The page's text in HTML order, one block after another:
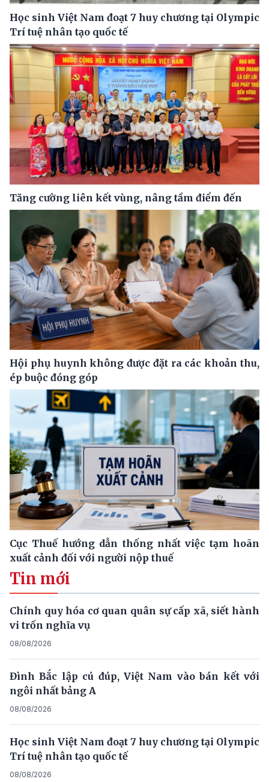
Học sinh Việt Nam đoạt 7 huy chương tại Olympic
Trí tuệ nhân tạo quốc tế
Tăng cường liên kết vùng, nâng tầm điểm đến
Hội phụ huynh không được đặt ra các khoản thu,
ép buộc đóng góp
Cục Thuế hướng dẫn thống nhất việc tạm hoãn
xuất cảnh đối với người nộp thuế
Tin mới
Chính quy hóa cơ quan quân sự cấp xã, siết hành
vi trốn nghĩa vụ
08/08/2026
Đình Bắc lập cú đúp, Việt Nam vào bán kết với
ngôi nhất bảng A
08/08/2026
Học sinh Việt Nam đoạt 7 huy chương tại Olympic
Trí tuệ nhân tạo quốc tế
08/08/2026